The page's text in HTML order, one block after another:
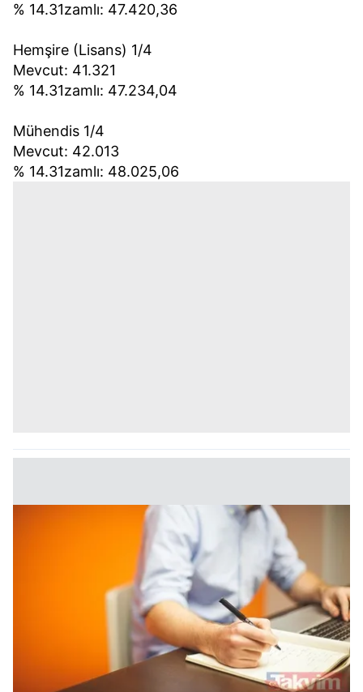
% 14.31zamlı: 47.420,36
Hemşire (Lisans) 1/4
Mevcut: 41.321
% 14.31zamlı: 47.234,04
Mühendis 1/4
Mevcut: 42.013
% 14.31zamlı: 48.025,06